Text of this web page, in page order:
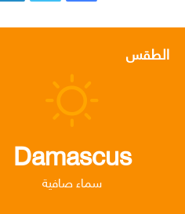
ب
و
الطقس
Damascus
سماء صافية